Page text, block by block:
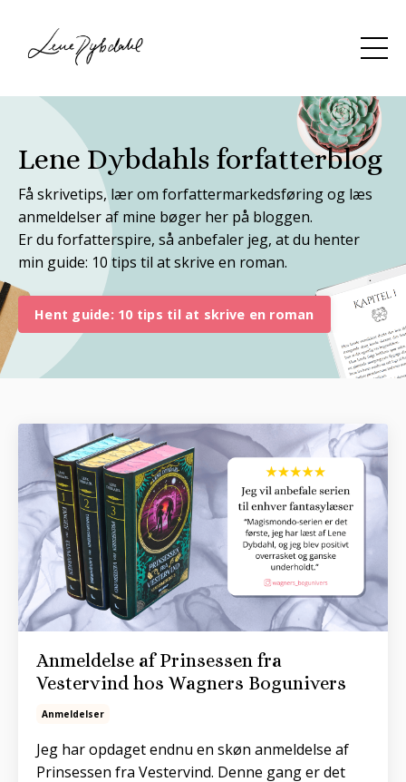
Lene Dybdahls forfatterblog
Få skrivetips, lær om forfattermarkedsføring og læs
anmeldelser af mine bøger her på bloggen.
Er du forfatterspire, så anbefaler jeg, at du henter
min guide: 10 tips til at skrive en roman.
Hent guide: 10 tips til at skrive en roman
Anmeldelse af Prinsessen fra
Vestervind hos Wagners Bogunivers
Anmeldelser
Jeg har opdaget endnu en skøn anmeldelse af
Prinsessen fra Vestervind. Denne gang er det